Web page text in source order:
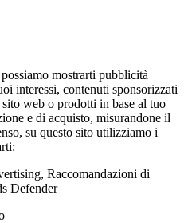
mostrarti pubblicità
interessi, contenuti sponsorizzati
web o prodotti in base al tuo
e di acquisto, misurandone il
su questo sito utilizziamo i
Raccomandazioni di
Defender